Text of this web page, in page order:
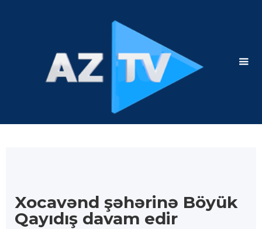
Xocavənd şəhərinə Böyük
Qayıdış davam edir